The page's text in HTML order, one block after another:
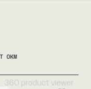
0KM
360 product viewer